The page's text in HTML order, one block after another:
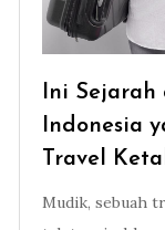
Ini
Indonesia
Travel
Mudik, sebuah